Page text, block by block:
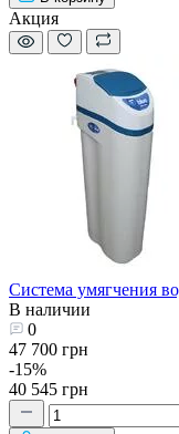
Акция
Система умягчения
В наличии
0
47 700 грн
-15%
40 545 грн